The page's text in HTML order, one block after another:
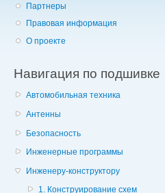
Партнеры
Правовая информация
О проекте
Навигация по подшивке
Автомобильная техника
Антенны
Безопасность
Инженерные программы
Инженеру-конструктору
1. Конструирование схем